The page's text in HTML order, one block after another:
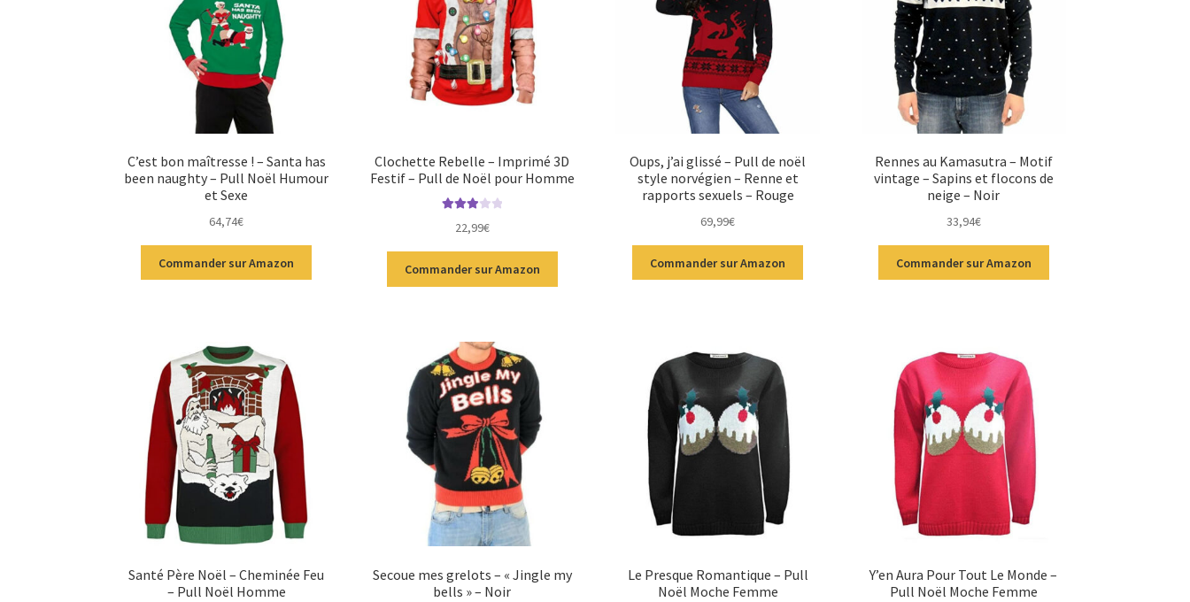
C’est bon maîtresse ! – Santa has
been naughty – Pull Noël Humour
et Sexe
64,74€
Commander sur Amazon
Clochette Rebelle – Imprimé 3D
Festif – Pull de Noël pour Homme
sur
5
22,99€
Commander sur Amazon
Oups, j’ai glissé – Pull de noël
style norvégien – Renne et
rapports sexuels – Rouge
69,99€
Commander sur Amazon
Rennes au Kamasutra – Motif
vintage – Sapins et flocons de
neige – Noir
33,94€
Commander sur Amazon
Santé Père Noël – Cheminée Feu
– Pull Noël Homme
Secoue mes grelots – « Jingle my
bells » – Noir
Le Presque Romantique – Pull
Noël Moche Femme
Y’en Aura Pour Tout Le Monde –
Pull Noël Moche Femme